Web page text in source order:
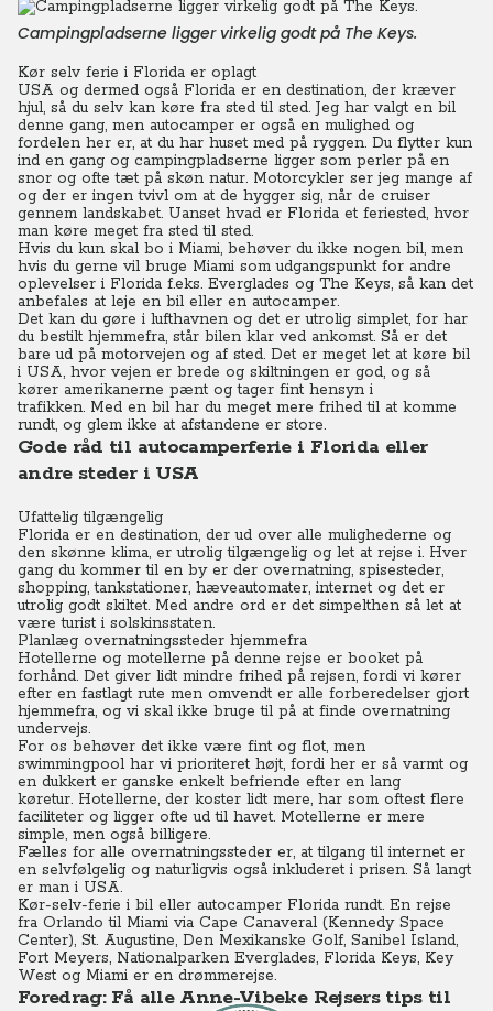
Campingpladserne ligger virkelig godt på The Keys.
Kør selv ferie i Florida er oplagt
USA og dermed også Florida er en destination, der kræver
hjul, så du selv kan køre fra sted til sted. Jeg har valgt en bil
denne gang, men autocamper er også en mulighed og
fordelen her er, at du har huset med på ryggen. Du flytter kun
ind en gang og campingpladserne ligger som perler på en
snor og ofte tæt på skøn natur. Motorcykler ser jeg mange af
og der er ingen tvivl om at de hygger sig, når de cruiser
gennem landskabet. Uanset hvad er Florida et feriested, hvor
man køre meget fra sted til sted.
Hvis du kun skal bo i Miami, behøver du ikke nogen bil, men
hvis du gerne vil bruge Miami som udgangspunkt for andre
oplevelser i Florida f.eks. Everglades og The Keys, så kan det
anbefales at leje en bil eller en autocamper.
Det kan du gøre i lufthavnen og det er utrolig simplet, for har
du bestilt hjemmefra, står bilen klar ved ankomst. Så er det
bare ud på motorvejen og af sted. Det er meget let at køre bil
i USA, hvor vejen er brede og skiltningen er god, og så
kører amerikanerne pænt og tager fint hensyn i
trafikken. Med en bil har du meget mere frihed til at komme
rundt, og glem ikke at afstandene er store.
Gode råd til autocamperferie i Florida eller
andre steder i USA
Ufattelig tilgængelig
Florida er en destination, der ud over alle mulighederne og
den skønne klima, er utrolig tilgængelig og let at rejse i. Hver
gang du kommer til en by er der overnatning, spisesteder,
shopping, tankstationer, hæveautomater, internet og det er
utrolig godt skiltet. Med andre ord er det simpelthen så let at
være turist i solskinsstaten.
Planlæg overnatningssteder hjemmefra
Hotellerne og motellerne på denne rejse er booket på
forhånd. Det giver lidt mindre frihed på rejsen, fordi vi kører
efter en fastlagt rute men omvendt er alle forberedelser gjort
hjemmefra, og vi skal ikke bruge til på at finde overnatning
undervejs.
For os behøver det ikke være fint og flot, men
swimmingpool har vi prioriteret højt, fordi her er så varmt og
en dukkert er ganske enkelt befriende efter en lang
køretur. Hotellerne, der koster lidt mere, har som oftest flere
faciliteter og ligger ofte ud til havet. Motellerne er mere
simple, men også billigere.
Fælles for alle overnatningssteder er, at tilgang til internet er
en selvfølgelig og naturligvis også inkluderet i prisen. Så langt
er man i USA.
Kør-selv-ferie i bil eller autocamper Florida rundt. En rejse
fra Orlando til Miami via Cape Canaveral (Kennedy Space
Center), St. Augustine, Den Mexikanske Golf, Sanibel Island,
Fort Meyers, Nationalparken Everglades, Florida Keys, Key
West og Miami er en drømmerejse.
Foredrag: Få alle Anne-Vibeke Rejsers tips til